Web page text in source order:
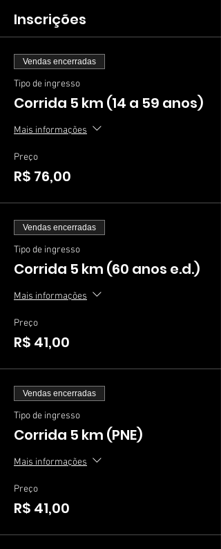
Inscrições
Vendas encerradas
Tipo de ingresso
Corrida 5 km (14 a 59 anos)
Mais informações
Preço
R$ 76,00
Vendas encerradas
Tipo de ingresso
Corrida 5 km (60 anos e.d.)
Mais informações
Preço
R$ 41,00
Vendas encerradas
Tipo de ingresso
Corrida 5 km (PNE)
Mais informações
Preço
R$ 41,00